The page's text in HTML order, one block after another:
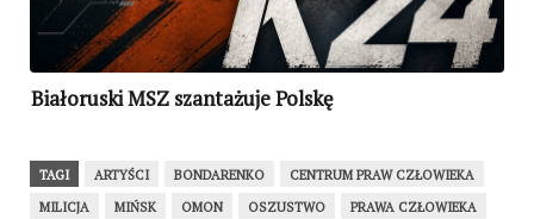
Białoruski MSZ szantażuje Polskę
TAGI ARTYŚCI BONDARENKO
CENTRUM PRAW CZŁOWIEKA
MILICJA
MIŃSK OMON OSZUSTWO
PRAWA CZŁOWIEKA